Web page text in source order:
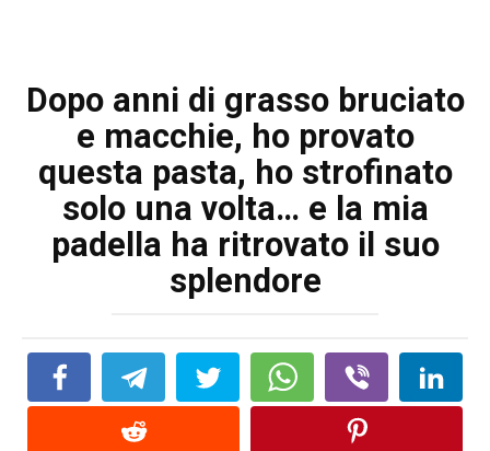
Dopo anni di grasso bruciato
e macchie, ho provato
questa pasta, ho strofinato
solo una volta… e la mia
padella ha ritrovato il suo
splendore